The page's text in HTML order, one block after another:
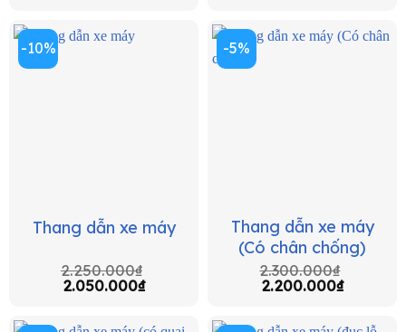
180.000₫.
2.100.000₫.là:
-10%
Thang dẫn xe máy
2.250.000₫
2.050.000₫
-5%
Thang dẫn xe máy
(Có chân chống)
2.300.000₫
2.200.000₫